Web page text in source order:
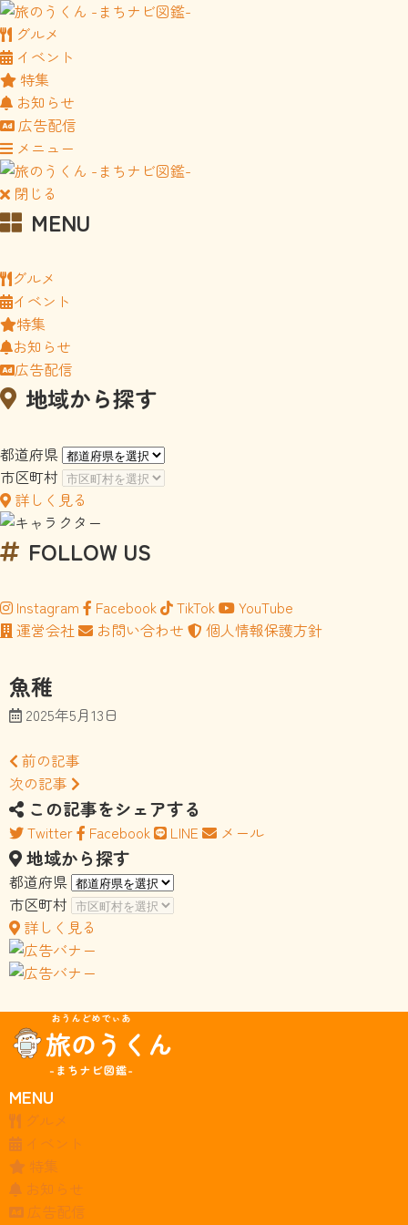
グルメ
イベント
特集
お知らせ
広告配信
メニュー
閉じる
MENU
グルメ
イベント
特集
お知らせ
広告配信
地域から探す
都道府県
市区町村
詳しく見る
FOLLOW US
Instagram Facebook TikTok
YouTube
運営会社
お問い合わせ 個人情報保護方針
魚稚
2025年5月13日
前の記事
次の記事
この記事をシェアする
Twitter Facebook LINE メール
地域から探す
都道府県
市区町村
詳しく見る
MENU
グルメ
イベント
特集
お知らせ
広告配信